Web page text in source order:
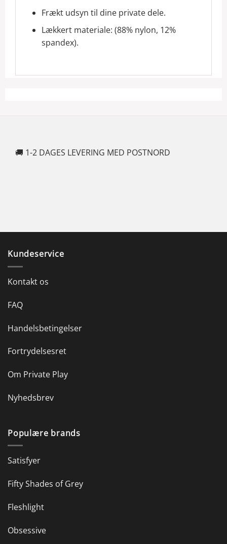
Frækt udsyn til dine private dele.
Lækkert materiale: (88% nylon, 12%
spandex).
🚚 1-2 DAGES LEVERING MED POSTNORD
Kundeservice
Kontakt os
FAQ
Handelsbetingelser
Fortrydelsesret
Om Private Play
Nyhedsbrev
Populære brands
Satisfyer
Fifty Shades of Grey
Fleshlight
Obsessive